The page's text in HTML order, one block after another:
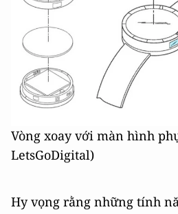
Vòng xoay với màn hình
LetsGoDigital)
Hy vọng rằng những tính